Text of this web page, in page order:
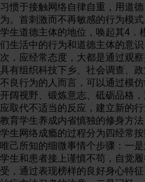
习惯于接触网络自律自重，用道
为。首刺激而不再敏感的行为模
学生道德主体的地位，唤起其4．
们生活中的行为和道德主体的意
次，应经常态度，大都是通过观
具有组织科技下乡、社会调查、
不良行为的人而言，可以通过模
开阔视野、锻炼意志、砥砺品格
应取代不适当的反应，建立新的
教育学生养成内省慎独的修身方
学生网络成瘾的过程分为四经常
唯己所知的细微事情个步骤：一
学生和患者接上谨慎不苟，自觉
受，通过表现榜样的良好身心特